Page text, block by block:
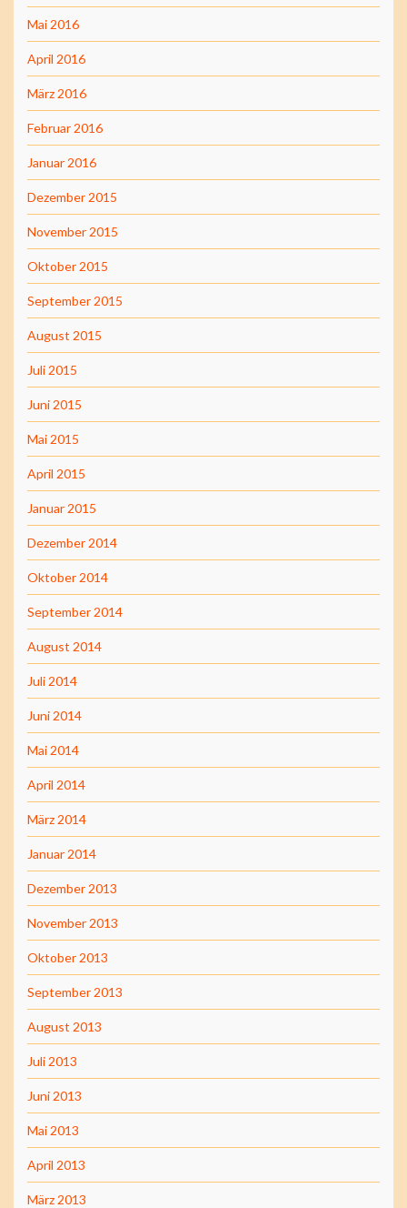
Mai 2016
April 2016
März 2016
Februar 2016
Januar 2016
Dezember 2015
November 2015
Oktober 2015
September 2015
August 2015
Juli 2015
Juni 2015
Mai 2015
April 2015
Januar 2015
Dezember 2014
Oktober 2014
September 2014
August 2014
Juli 2014
Juni 2014
Mai 2014
April 2014
März 2014
Januar 2014
Dezember 2013
November 2013
Oktober 2013
September 2013
August 2013
Juli 2013
Juni 2013
Mai 2013
April 2013
März 2013